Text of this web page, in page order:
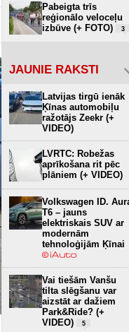
Pabeigta trīs
reģionālo veloceļu
izbūve (+ FOTO)
3
JAUNIE RAKSTI
Latvijas tirgū ienāk
Ķīnas automobiļu
ražotājs Zeekr (+
VIDEO)
LVRTC: Robežas
aprīkošana rit pēc
plāniem (+ VIDEO)
Volkswagen ID.
T6 – jauns
elektriskais SUV ar
modernām
tehnoloģijām Ķīnai
Vai tiešām Vanšu
tilta slēgšanu var
aizstāt ar dažiem
Park&Ride? (+
VIDEO)
5